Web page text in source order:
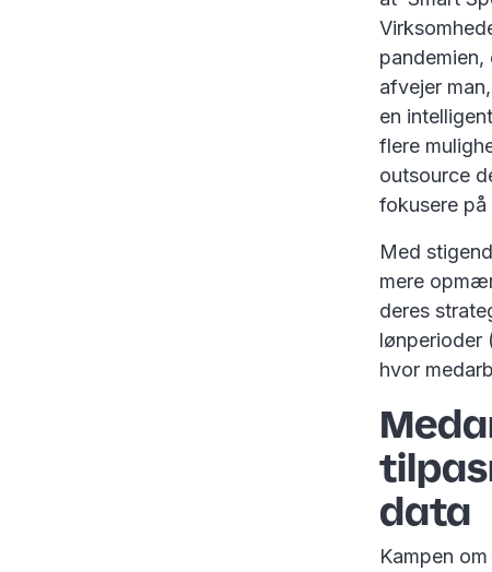
afvejer
en
flere
outsource
fokusere på
Med
mere
deres
lønperioder
hvor
data
Kampen